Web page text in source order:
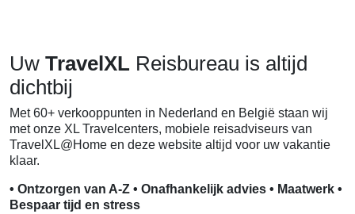
Uw TravelXL Reisbureau is altijd
dichtbij
Met 60+ verkooppunten in Nederland en België staan wij
met onze XL Travelcenters, mobiele reisadviseurs van
TravelXL@Home en deze website altijd voor uw vakantie
klaar.
• Ontzorgen van A-Z • Onafhankelijk advies • Maatwerk •
Bespaar tijd en stress